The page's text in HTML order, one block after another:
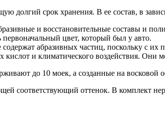
долгий срок хранения. В ее состав, в
и восстановительные составы и
цвет, который был у авто.
абразивных частиц, поскольку с
кислот и климатического воздействия. Они
до 10 моек, а созданные на восковой
оттенок. В комплект